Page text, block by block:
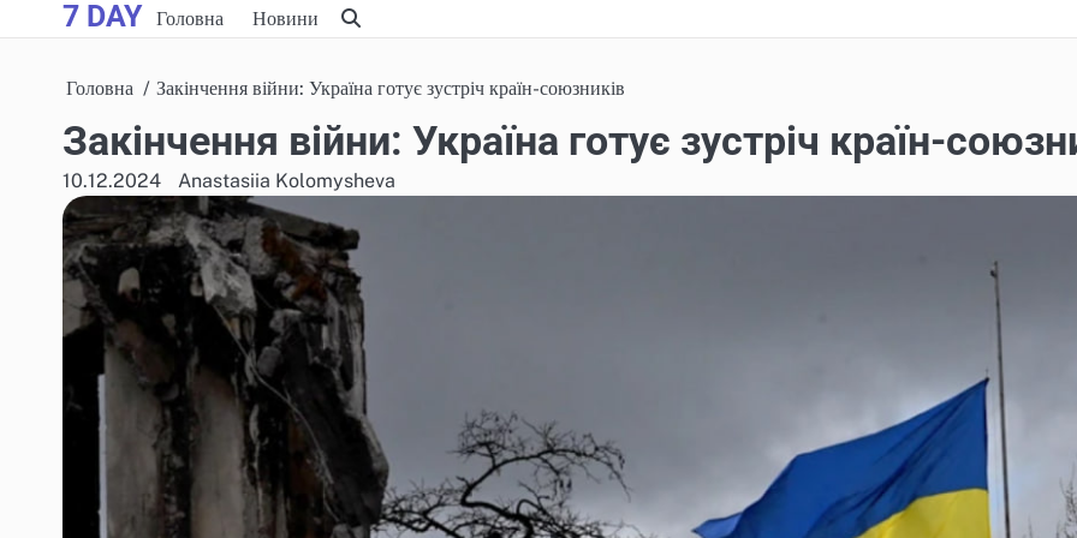
to
7 DAY Головна Новини
Головна Закінчення війни: Україна готує зустріч країн-союзників
Закінчення війни: Україна готує зустріч країн-
10.12.2024 Anastasiia Kolomysheva